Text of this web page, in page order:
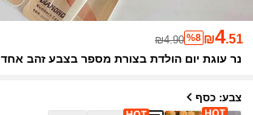
₪4.51
%8
₪4.90
נר עוגת יום הולדת בצורת מספר בצבע זהב אחד
צבע: כסף